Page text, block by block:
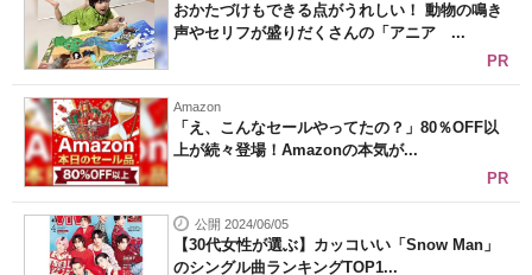
おかたづけもできる点がうれしい！ 動物の鳴き
声やセリフが盛りだくさんの「アニア ...
PR
Amazon
「え、こんなセールやってたの？」80％OFF以
上が続々登場！Amazonの本気が...
PR
公開 2024/06/05
【30代女性が選ぶ】カッコいい「Snow Man」
のシングル曲ランキングTOP1...